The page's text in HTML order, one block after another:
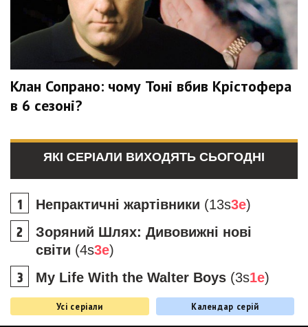
Клан Сопрано: чому Тоні вбив Крістофера
в 6 сезоні?
ЯКІ СЕРІАЛИ ВИХОДЯТЬ СЬОГОДНІ
Непрактичні жартівники (13s3e)
Зоряний Шлях: Дивовижні нові
світи (4s3e)
My Life With the Walter Boys (3s1e)
Усі серіали Календар серій